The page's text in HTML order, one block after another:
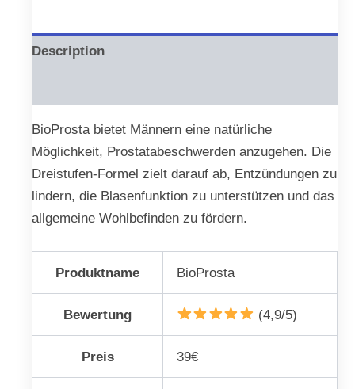
Description
BioProsta bietet Männern eine natürliche
Möglichkeit, Prostatabeschwerden anzugehen. Die
Dreistufen-Formel zielt darauf ab, Entzündungen zu
lindern, die Blasenfunktion zu unterstützen und das
allgemeine Wohlbefinden zu fördern.
Produktname BioProsta
Bewertung (4,9/5)
Preis 39€